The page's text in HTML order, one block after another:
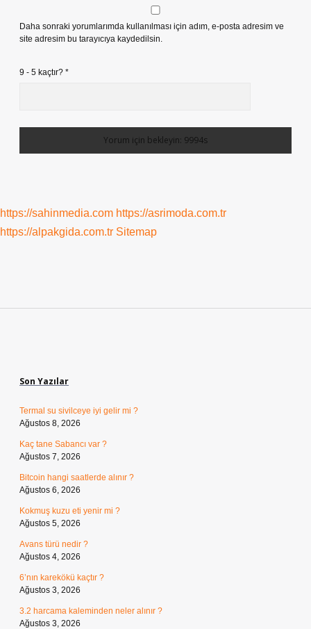
Daha sonraki yorumlarımda kullanılması için adım, e-posta adresim ve
site adresim bu tarayıcıya kaydedilsin.
9 - 5 kaçtır? *
https://sahinmedia.com https://asrimoda.com.tr
https://alpakgida.com.tr Sitemap
Son Yazılar
Termal su sivilceye iyi gelir mi ?
Ağustos 8, 2026
Kaç tane Sabancı var ?
Ağustos 7, 2026
Bitcoin hangi saatlerde alınır ?
Ağustos 6, 2026
Kokmuş kuzu eti yenir mi ?
Ağustos 5, 2026
Avans türü nedir ?
Ağustos 4, 2026
6’nın karekökü kaçtır ?
Ağustos 3, 2026
3.2 harcama kaleminden neler alınır ?
Ağustos 3, 2026